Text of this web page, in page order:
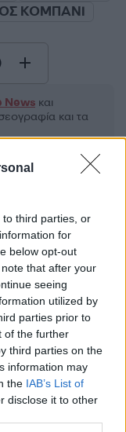
third parties, or
for
below opt-out
that after your
seeing
utilized by
parties prior to
of the further
third parties on the
information may
the IAB’s List of
disclose it to other
ΚΟΜΠΑΝΙ
News και
και τα
η Μαρία
για την
στον Λάκη
και
εμβληματική
μία παιδική
θανάτου της